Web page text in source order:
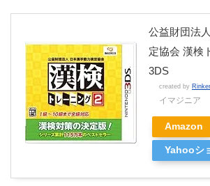
公益財団法
定協会 漢検
3DS
created by Rinker
イマジニア
Amazon
Yahooシ